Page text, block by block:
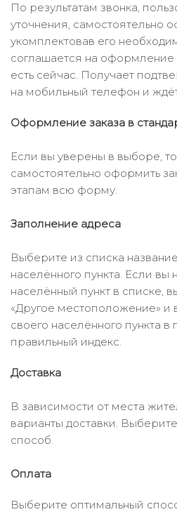
По результатам звонка,
уточнения, самостоятельно
укомплектовав его
соглашается на оформление
есть сейчас. Получает
на мобильный телефон и
Оформление заказа в
Если вы уверены в выборе,
самостоятельно оформить
этапам всю форму.
Заполнение адреса
Выберите из списка
населённого пункта. Если вы
населённый пункт в списке,
«Другое местоположение» и
своего населённого пункта в
правильный индекс.
Доставка
В зависимости от места
варианты доставки.
способ.
Оплата
Выберите оптимальный